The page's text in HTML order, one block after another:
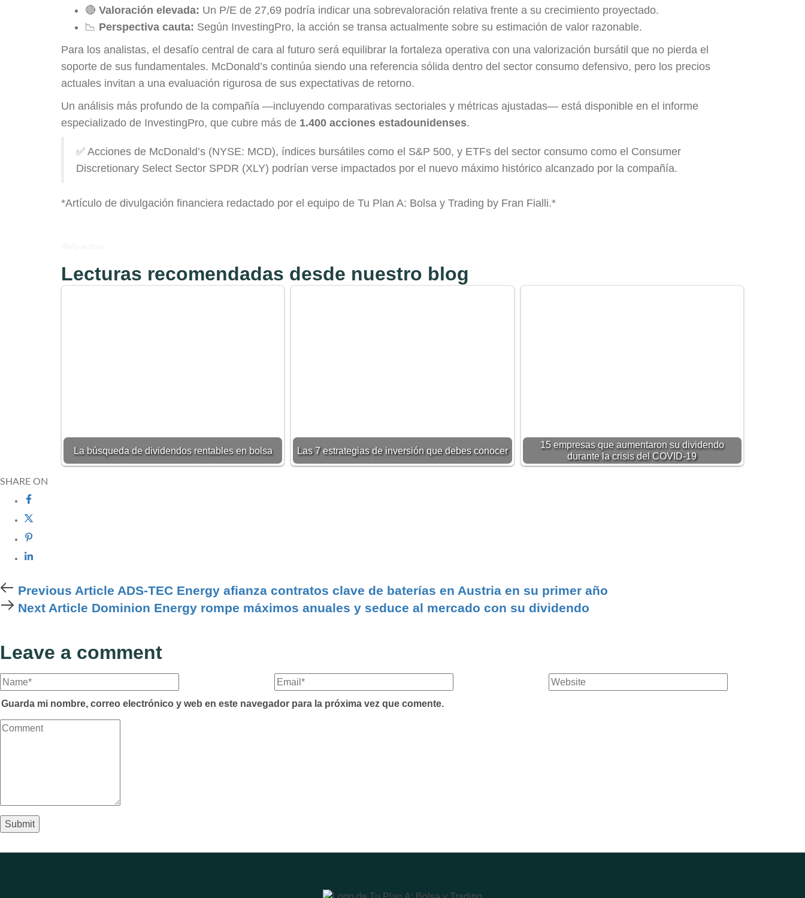
🔴 Valoración elevada: Un P/E de 27,69 podría indicar una sobrevaloración relativa frente a su crecimiento proyectado.
📉 Perspectiva cauta: Según InvestingPro, la acción se transa actualmente sobre su estimación de valor razonable.
Para los analistas, el desafío central de cara al futuro será equilibrar la fortaleza operativa con una valorización bursátil que no pierda el
soporte de sus fundamentales. McDonald’s continúa siendo una referencia sólida dentro del sector consumo defensivo, pero los precios
actuales invitan a una evaluación rigurosa de sus expectativas de retorno.
Un análisis más profundo de la compañía —incluyendo comparativas sectoriales y métricas ajustadas— está disponible en el informe
especializado de InvestingPro, que cubre más de 1.400 acciones estadounidenses.
✅ Acciones de McDonald’s (NYSE: MCD), índices bursátiles como el S&P 500, y ETFs del sector consumo como el Consumer
Discretionary Select Sector SPDR (XLY) podrían verse impactados por el nuevo máximo histórico alcanzado por la compañía.
*Artículo de divulgación financiera redactado por el equipo de Tu Plan A: Bolsa y Trading by Fran Fialli.*
Lecturas recomendadas desde nuestro blog
La búsqueda de dividendos rentables en bolsa Las 7 estrategias de inversión que debes conocer
15 empresas que aumentaron su dividendo
durante la crisis del COVID-19
SHARE ON
Previous Article ADS-TEC Energy afianza contratos clave de baterías en Austria en su primer año
Next Article Dominion Energy rompe máximos anuales y seduce al mercado con su dividendo
Leave a comment
Guarda mi nombre, correo electrónico y web en este navegador para la próxima vez que comente.